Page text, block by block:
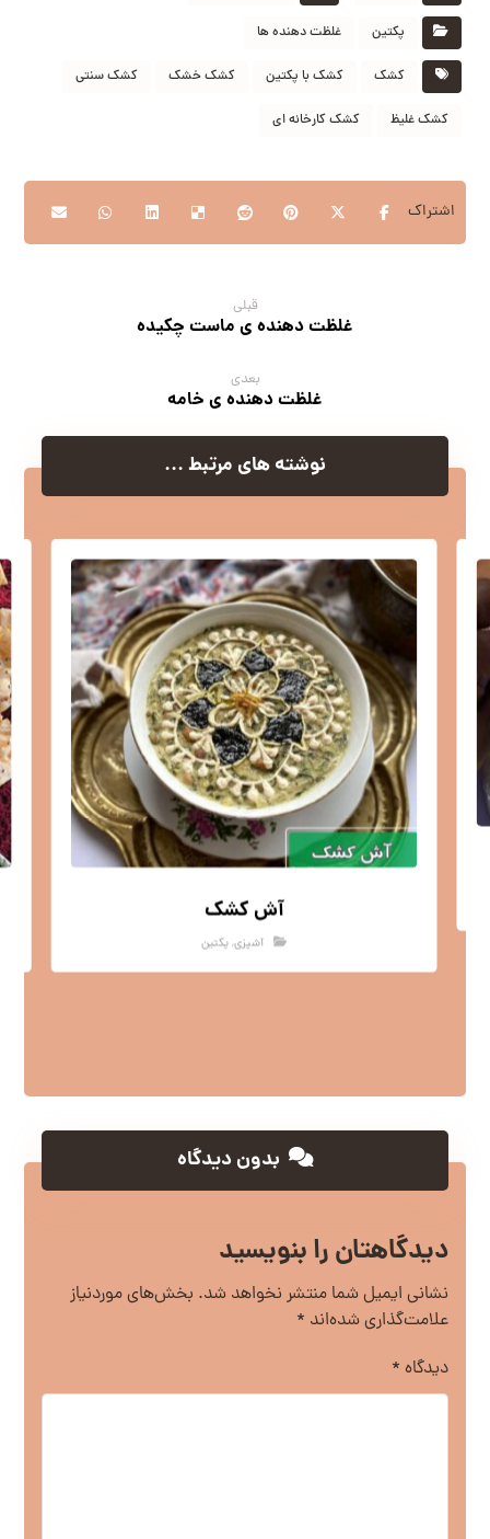
پکتین غلظت دهنده ها
کشک کشک با پکتین کشک خشک کشک سنتی
کشک غلیظ کشک کارخانه ای
قبلی
غلظت دهنده ی ماست چکیده
بعدی
غلظت دهنده ی خامه
نوشته های مرتبط ...
آش کشک
آشپزی,پکتین
بدون دیدگاه
دیدگاهتان را بنویسید
نشانی ایمیل شما منتشر نخواهد شد. بخش‌های موردنیاز
علامت‌گذاری شده‌اند *
دیدگاه *